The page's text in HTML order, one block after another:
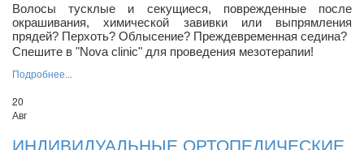
Волосы тусклые и секущиеся, поврежденные после
окрашивания, химической завивки или выпрямления
прядей? Перхоть? Облысение? Преждевременная седина?
Спешите в "Nova clinic" для проведения мезотерапии!
Подробнее...
20
Авг
ИНДИВИДУАЛЬНЫЕ ОРТОПЕДИЧЕСКИЕ